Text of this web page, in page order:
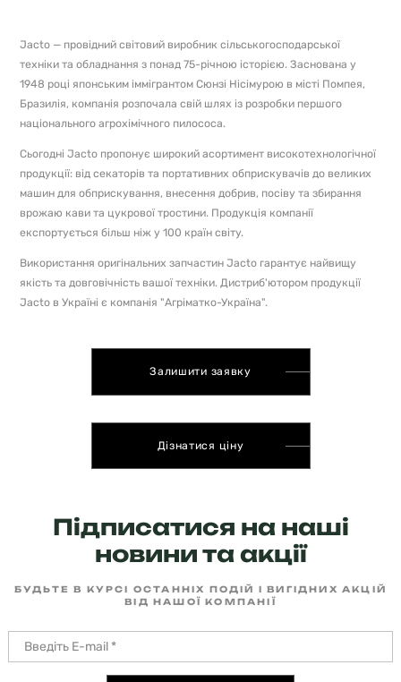
Jacto — провідний світовий виробник сільськогосподарської
техніки та обладнання з понад 75-річною історією. Заснована у
1948 році японським іммігрантом Сюнзі Нісімурою в місті Помпея,
Бразилія, компанія розпочала свій шлях із розробки першого
національного агрохімічного пилососа.
Сьогодні Jacto пропонує широкий асортимент високотехнологічної
продукції: від секаторів та портативних обприскувачів до великих
машин для обприскування, внесення добрив, посіву та збирання
врожаю кави та цукрової тростини. Продукція компанії
експортується більш ніж у 100 країн світу.
Використання оригінальних запчастин Jacto гарантує найвищу
якість та довговічність вашої техніки. Дистриб'ютором продукції
Jacto в Україні є компанія "Агріматко-Україна".
Залишити заявку
Дізнатися ціну
Підписатися на наші
новини та акції
БУДЬТЕ В КУРСІ ОСТАННІХ ПОДІЙ І ВИГІДНИХ АКЦІЙ
ВІД НАШОЇ КОМПАНІЇ